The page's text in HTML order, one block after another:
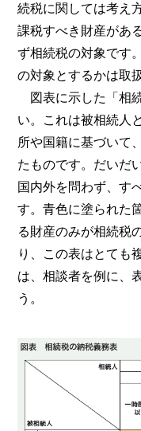
続税に関しては考え
課税すべき財産があ
ず相続税の対象です
の対象とするかは取
図表に示した「相
い。これは被相続人
所や国籍に基づいて
たものです。だいだ
国内外を問わず、す
す。青色に塗られた
る財産のみが相続税
り、この表はとても
は、相談者を例に、
う。